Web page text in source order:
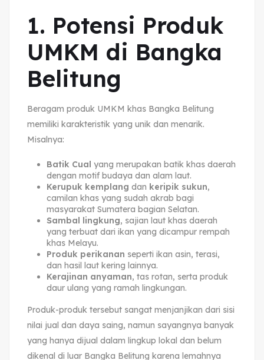
1. Potensi Produk
UMKM di Bangka
Belitung
Beragam produk UMKM khas Bangka Belitung
memiliki karakteristik yang unik dan menarik.
Misalnya:
Batik Cual yang merupakan batik khas daerah
dengan motif budaya dan alam laut.
Kerupuk kemplang dan keripik sukun,
camilan khas yang sudah akrab bagi
masyarakat Sumatera bagian Selatan.
Sambal lingkung, sajian laut khas daerah
yang terbuat dari ikan yang dicampur rempah
khas Melayu.
Produk perikanan seperti ikan asin, terasi,
dan hasil laut kering lainnya.
Kerajinan anyaman, tas rotan, serta produk
daur ulang yang ramah lingkungan.
Produk-produk tersebut sangat menjanjikan dari sisi
nilai jual dan daya saing, namun sayangnya banyak
yang hanya dijual dalam lingkup lokal dan belum
dikenal di luar Bangka Belitung karena lemahnya